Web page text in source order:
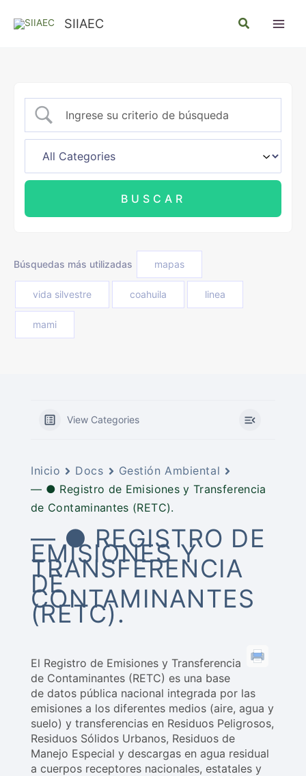
SIIAEC Buscar
Búsquedas más utilizadas mapas
vida silvestre coahuila linea
mami
View Categories
Inicio Docs
Gestión Ambiental
— ● Registro de Emisiones y Transferencia
de Contaminantes (RETC).
— ● REGISTRO DE
EMISIONES Y
TRANSFERENCIA
DE
CONTAMINANTES
(RETC).
El Registro de Emisiones y Transferencia
de Contaminantes (RETC) es una base
de datos pública nacional integrada por las
emisiones a los diferentes medios (aire, agua y
suelo) y transferencias en Residuos Peligrosos,
Residuos Sólidos Urbanos, Residuos de
Manejo Especial y descargas en agua residual
a cuerpos receptores nacionales, estatales y